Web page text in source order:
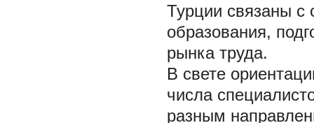
Турции связаны с
образования,
рынка труда.
В свете
числа
разным